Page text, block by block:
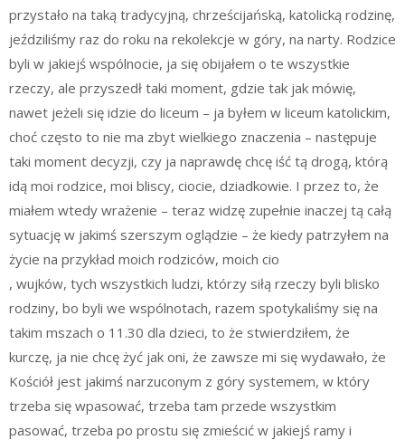
przystało na taką tradycyjną, chrześcijańską, katolicką rodzinę,
jeździliśmy raz do roku na rekolekcje w góry, na narty. Rodzice
byli w jakiejś wspólnocie, ja się obijałem o te wszystkie
rzeczy, ale przyszedł taki moment, gdzie tak jak mówię,
nawet jeżeli się idzie do liceum – ja byłem w liceum katolickim,
choć często to nie ma zbyt wielkiego znaczenia – następuje
taki moment decyzji, czy ja naprawdę chcę iść tą drogą, którą
idą moi rodzice, moi bliscy, ciocie, dziadkowie. I przez to, że
miałem wtedy wrażenie – teraz widzę zupełnie inaczej tą całą
sytuację w jakimś szerszym oglądzie – że kiedy patrzyłem na
życie na przykład moich rodziców, moich cio
, wujków, tych wszystkich ludzi, którzy siłą rzeczy byli blisko
rodziny, bo byli we wspólnotach, razem spotykaliśmy się na
takim mszach o 11.30 dla dzieci, to że stwierdziłem, że
kurczę, ja nie chcę żyć jak oni, że zawsze mi się wydawało, że
Kościół jest jakimś narzuconym z góry systemem, w który
trzeba się wpasować, trzeba tam przede wszystkim
pasować, trzeba po prostu się zmieścić w jakiejś ramy i